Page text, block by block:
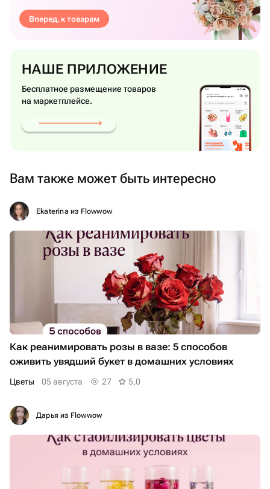
Вперед, к товарам
НАШЕ ПРИЛОЖЕНИЕ
Бесплатное размещение товаров
на маркетплейсе.
Вам также может быть интересно
Ekaterina из Flowwow
Как реанимировать розы в вазе: 5 способов
оживить увядший букет в домашних условиях
Цветы 05 августа 27 5,0
Дарья из Flowwow